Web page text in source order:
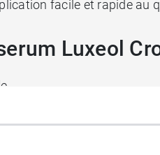
facile et rapide au
Luxeol